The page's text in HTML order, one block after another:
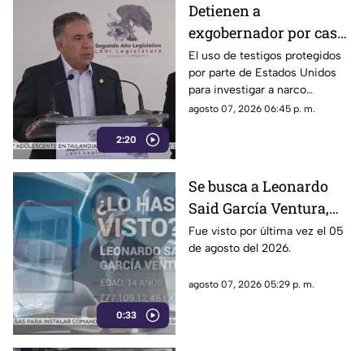
2:20
Detienen a
exgobernador por caso
Ayotzinapa y desaforan
a alcaldes
El uso de testigos protegidos
por parte de Estados Unidos
para investigar a narco
políticos ha sido cuestionado
entre ellos Rubén Rocha y
Enrique Inzunza.
agosto 07, 2026 06:45 p. m.
0:33
Se busca a Leonardo
Said García Ventura,
desaparecido en
Cuernavaca
Fue visto por última vez el 05
de agosto del 2026.
agosto 07, 2026 05:29 p. m.